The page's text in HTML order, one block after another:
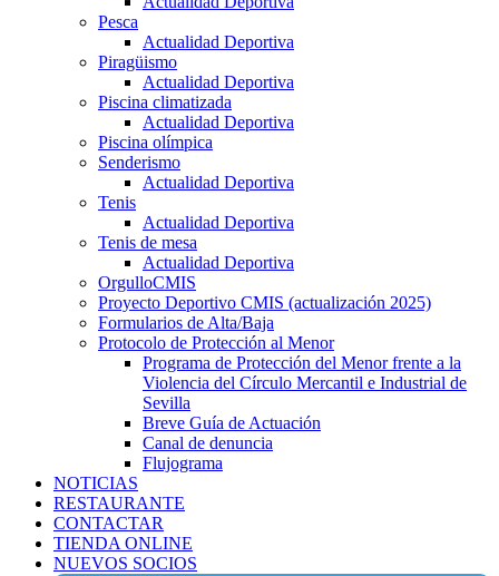
Pesca
Actualidad Deportiva
Piragüismo
Actualidad Deportiva
Piscina climatizada
Actualidad Deportiva
Piscina olímpica
Senderismo
Actualidad Deportiva
Tenis
Actualidad Deportiva
Tenis de mesa
Actualidad Deportiva
OrgulloCMIS
Proyecto Deportivo CMIS (actualización 2025)
Formularios de Alta/Baja
Protocolo de Protección al Menor
Programa de Protección del Menor frente a la
Violencia del Círculo Mercantil e Industrial de
Sevilla
Breve Guía de Actuación
Canal de denuncia
Flujograma
NOTICIAS
RESTAURANTE
CONTACTAR
TIENDA ONLINE
NUEVOS SOCIOS